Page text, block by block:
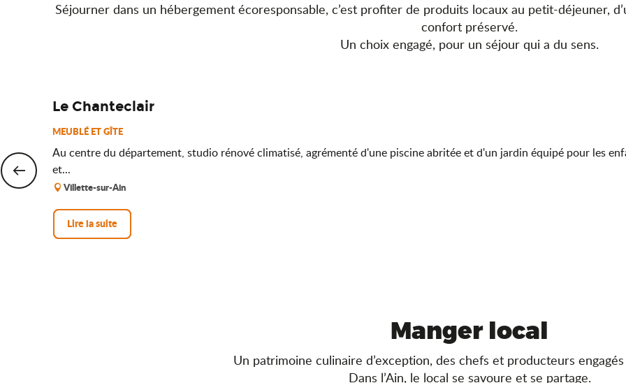
Séjourner dans un hébergement écoresponsable, c’est profiter de produits locaux au petit-déjeuner,
confort préservé.
Un choix engagé, pour un séjour qui a du sens.
Le Chanteclair
MEUBLÉ ET GÎTE
Au centre du département, studio rénové climatisé, agrémenté d'une piscine abritée et d'un jardin équipé pour les
et...
Villette-sur-Ain
Lire la suite
Manger local
Un patrimoine culinaire d’exception, des chefs et producteurs
Dans l’Ain, le local se savoure et se partage.